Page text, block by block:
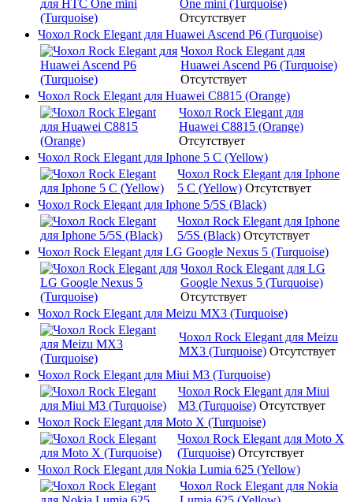
One mini (Turquoise)
Отсутствует
Чохол Rock Elegant для Huawei Ascend P6 (Turquoise)
Чохол Rock Elegant для
Huawei Ascend P6 (Turquoise)
Отсутствует
Чохол Rock Elegant для Huawei C8815 (Orange)
Чохол Rock Elegant для
Huawei C8815 (Orange)
Отсутствует
Чохол Rock Elegant для Iphone 5 C (Yellow)
Чохол Rock Elegant для Iphone
5 C (Yellow) Отсутствует
Чохол Rock Elegant для Iphone 5/5S (Black)
Чохол Rock Elegant для Iphone
5/5S (Black) Отсутствует
Чохол Rock Elegant для LG Google Nexus 5 (Turquoise)
Чохол Rock Elegant для LG
Google Nexus 5 (Turquoise)
Отсутствует
Чохол Rock Elegant для Meizu MX3 (Turquoise)
Чохол Rock Elegant для Meizu
MX3 (Turquoise) Отсутствует
Чохол Rock Elegant для Miui M3 (Turquoise)
Чохол Rock Elegant для Miui
M3 (Turquoise) Отсутствует
Чохол Rock Elegant для Moto X (Turquoise)
Чохол Rock Elegant для Moto X
(Turquoise) Отсутствует
Чохол Rock Elegant для Nokia Lumia 625 (Yellow)
Чохол Rock Elegant для Nokia